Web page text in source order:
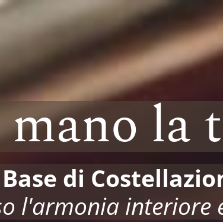
la
di
l'armonia interiore